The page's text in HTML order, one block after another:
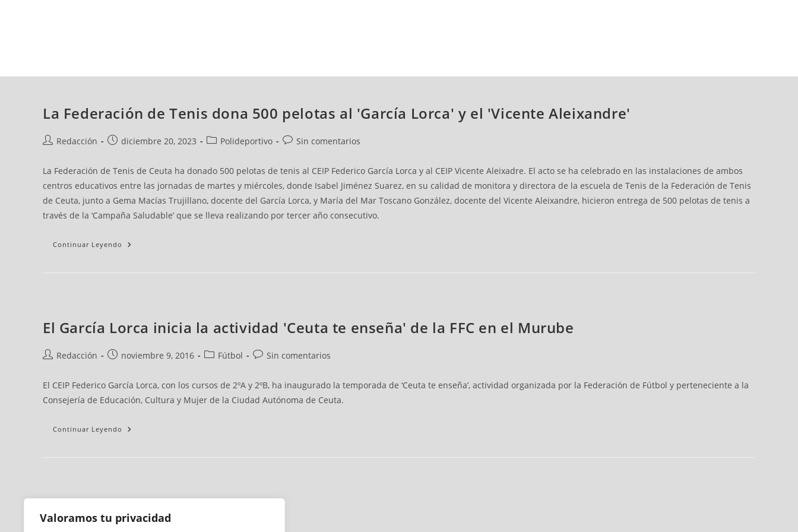
Valoramos tu privacidad
La Federación de Tenis dona 500 pelotas al 'García Lorca' y el 'Vicente Aleixandre'
Redacción diciembre 20, 2023 Polideportivo Sin comentarios
La Federación de Tenis de Ceuta ha donado 500 pelotas de tenis al CEIP Federico García Lorca y al CEIP Vicente Aleixadre. El acto se ha celebrado en las instalaciones de ambos
centros educativos entre las jornadas de martes y miércoles, donde Isabel Jiménez Suarez, en su calidad de monitora y directora de la escuela de Tenis de la Federación de Tenis
de Ceuta, junto a Gema Macías Trujillano, docente del García Lorca, y María del Mar Toscano González, docente del Vicente Aleixandre, hicieron entrega de 500 pelotas de tenis a
través de la ‘Campaña Saludable’ que se lleva realizando por tercer año consecutivo.
Continuar Leyendo
El García Lorca inicia la actividad 'Ceuta te enseña' de la FFC en el Murube
Redacción noviembre 9, 2016 Fútbol Sin comentarios
El CEIP Federico García Lorca, con los cursos de 2ºA y 2ºB, ha inaugurado la temporada de ‘Ceuta te enseña’, actividad organizada por la Federación de Fútbol y perteneciente a la
Consejería de Educación, Cultura y Mujer de la Ciudad Autónoma de Ceuta.
Continuar Leyendo